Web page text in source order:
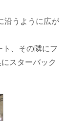
沿うように広が
、その隣にフ
スターバック